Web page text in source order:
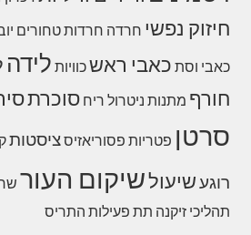
חיזוק נפשי חרדה חרדותטחורים
כאבי וסת כאבי ראשכוויות לידה
חורף מתנות ניטרול ריח סוכרת
סרטן פטריות פסוריאזיסציסטות
רוגעשיעולשיקום העור
תהליכי זיקנה תת פעילות התריס